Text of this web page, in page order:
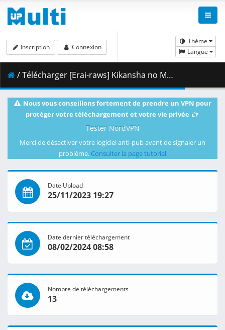
Thème
Langue
Inscription Connexion
/ Télécharger [Erai-raws] Kikansha no Mahou wa Tokubetsu Desu - 08 [1080p][Multiple Subtitle][38453703].mkv.001 ( 460.61 MB )
Nous vous conseillons fortement de prendre un VPN pour
protéger votre téléchargement et votre vie privée
Tester NordVPN
Merci de désactiver votre logiciel anti-pub avant de signaler un
problème. Consulter la page tutoriel
Date Upload
25/11/2023 19:27
Date dernier téléchargement
08/02/2024 08:58
Nombre de téléchargements
13